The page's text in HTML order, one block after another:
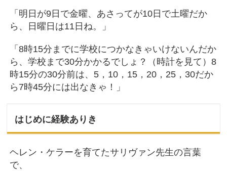
「明日が9日で金曜、あさってが10日で土曜だか
ら、日曜日は11日ね。」
「8時15分までに学校につかなきゃいけないんだか
ら、学校まで30分かかるでしょ？（時計を見て）8
時15分の30分前は、5，10，15，20，25，30だか
ら7時45分には出なきゃ！」
はじめに経験ありき
ヘレン・ケラーを育てたサリヴァン先生の言葉
で、